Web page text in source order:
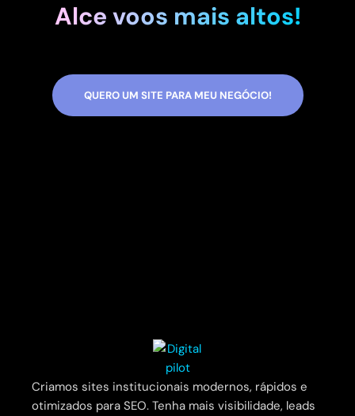
Alce voos mais altos!
QUERO UM SITE PARA MEU NEGÓCIO!
Criamos sites institucionais modernos, rápidos e
otimizados para SEO. Tenha mais visibilidade, leads